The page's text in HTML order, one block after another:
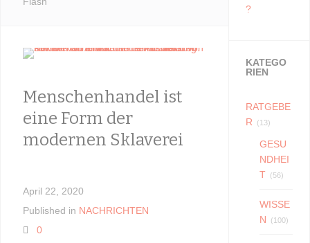
Menschenhandel ist
eine Form der
modernen Sklaverei
April 22, 2020
Published in NACHRICHTEN
0
dem
?
KATEGO
RIEN
RATGEBE
R
(13)
GESU
NDHEI
T
(56)
WISSE
N
(100)